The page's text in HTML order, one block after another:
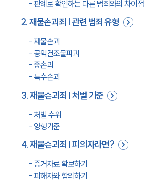
- 판례로 확인하는 다른 범죄와의 차이점
2.재물손괴죄 | 관련 범죄 유형
- 재물손괴
-공익건조물파괴
-중손괴
-특수손괴
3.재물손괴죄 | 처벌 기준
-처벌 수위
- 양형기준
4.재물손괴죄 | 피의자라면?
-증거자료 확보하기
- 피해자와 합의하기